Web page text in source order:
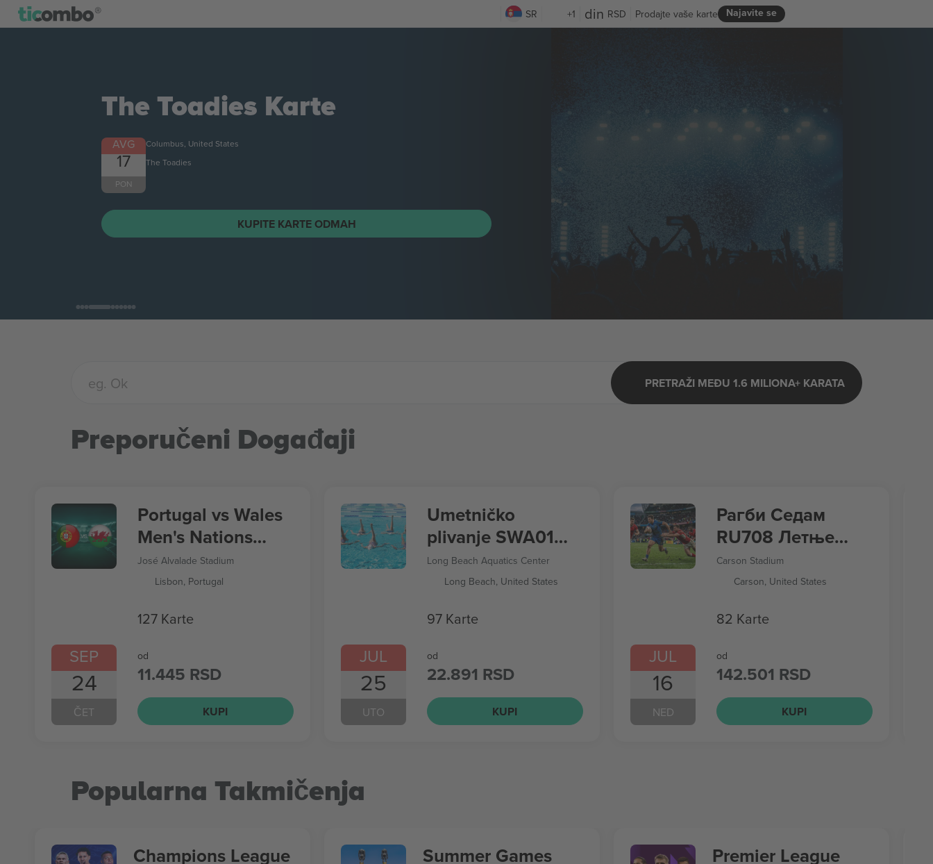
SR +1 RSD Najavite se
Prodajte vaše karte
The Toadies Karte
AVG
17
PON
Columbus, United States
The Toadies
KUPITE KARTE ODMAH
PRETRAŽI MEĐU 1.6 MILIONA+ KARATA
Preporučeni Događaji
SEP
24
ČET
Portugal vs Wales
Men's Nations
League
José Alvalade Stadium
Lisbon, Portugal
127 Karte
od
11.445 RSD
KUPI
JUL
25
UTO
Umetničko
plivanje SWA01
Letnje igre 2028
Long Beach Aquatics Center
Long Beach, United States
97 Karte
od
22.891 RSD
KUPI
JUL
16
NED
Рагби Седам
RU708 Летње
игре 2028
Carson Stadium
Carson, United States
82 Karte
od
142.501 RSD
KUPI
Popularna Takmičenja
Champions League
Summer Games
Premier League